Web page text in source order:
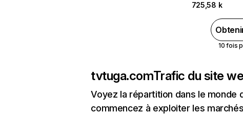
725,58 k
10 fois
tvtuga.comTrafic du site
Voyez la répartition dans le
commencez à exploiter les